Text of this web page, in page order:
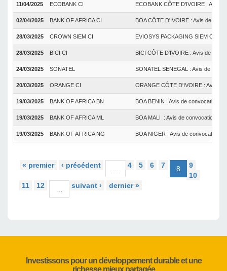
11/04/2025 ECOBANK CI ECOBANK CÔTE D'IVOIRE : Avis
02/04/2025 BANK OF AFRICA CI BOA CÔTE D'IVOIRE : Avis de
28/03/2025 CROWN SIEM CI EVIOSYS PACKAGING SIEM
28/03/2025 BICI CI BICI CÔTE D'IVOIRE : Avis de
24/03/2025 SONATEL SONATEL SENEGAL : Avis de
20/03/2025 ORANGE CI ORANGE CÔTE D'IVOIRE : Avis
19/03/2025 BANK OF AFRICA BN BOA BENIN : Avis de convocation à
19/03/2025 BANK OF AFRICA ML BOA MALI : Avis de convocation à
19/03/2025 BANK OF AFRICA NG BOA NIGER : Avis de convocation
« premier ‹ précédent … 4 5 6 7 8
9
10
11
12 … suivant › dernier »
Investissons pour un développement durable et une